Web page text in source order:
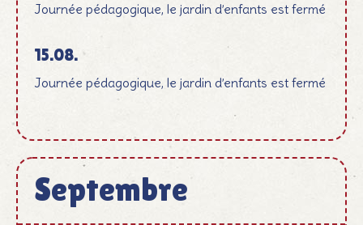
Journée pédagogique, le jardin d’enfants est fermé
15.08.
Journée pédagogique, le jardin d’enfants est fermé
Septembre
September